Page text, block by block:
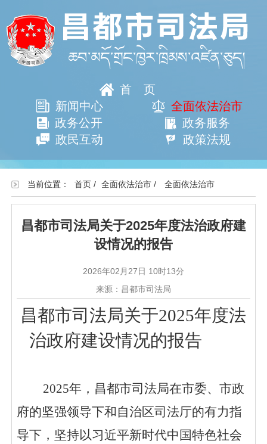
首页
新闻中心
全面依法治市
政务公开
政务服务
政民互动
政策法规
当前位置： 首页/ 全面依法治市/ 全面依法治市
昌都市司法局关于2025年度法治政府建
设情况的报告
2026年02月27日 10时13分
来源：昌都市司法局
昌都市司法局关于2025年度法
治政府建设情况的报告
2025年，昌都市司法局在市委、市政
府的坚强领导下和自治区司法厅的有力指
导下，坚持以习近平新时代中国特色社会